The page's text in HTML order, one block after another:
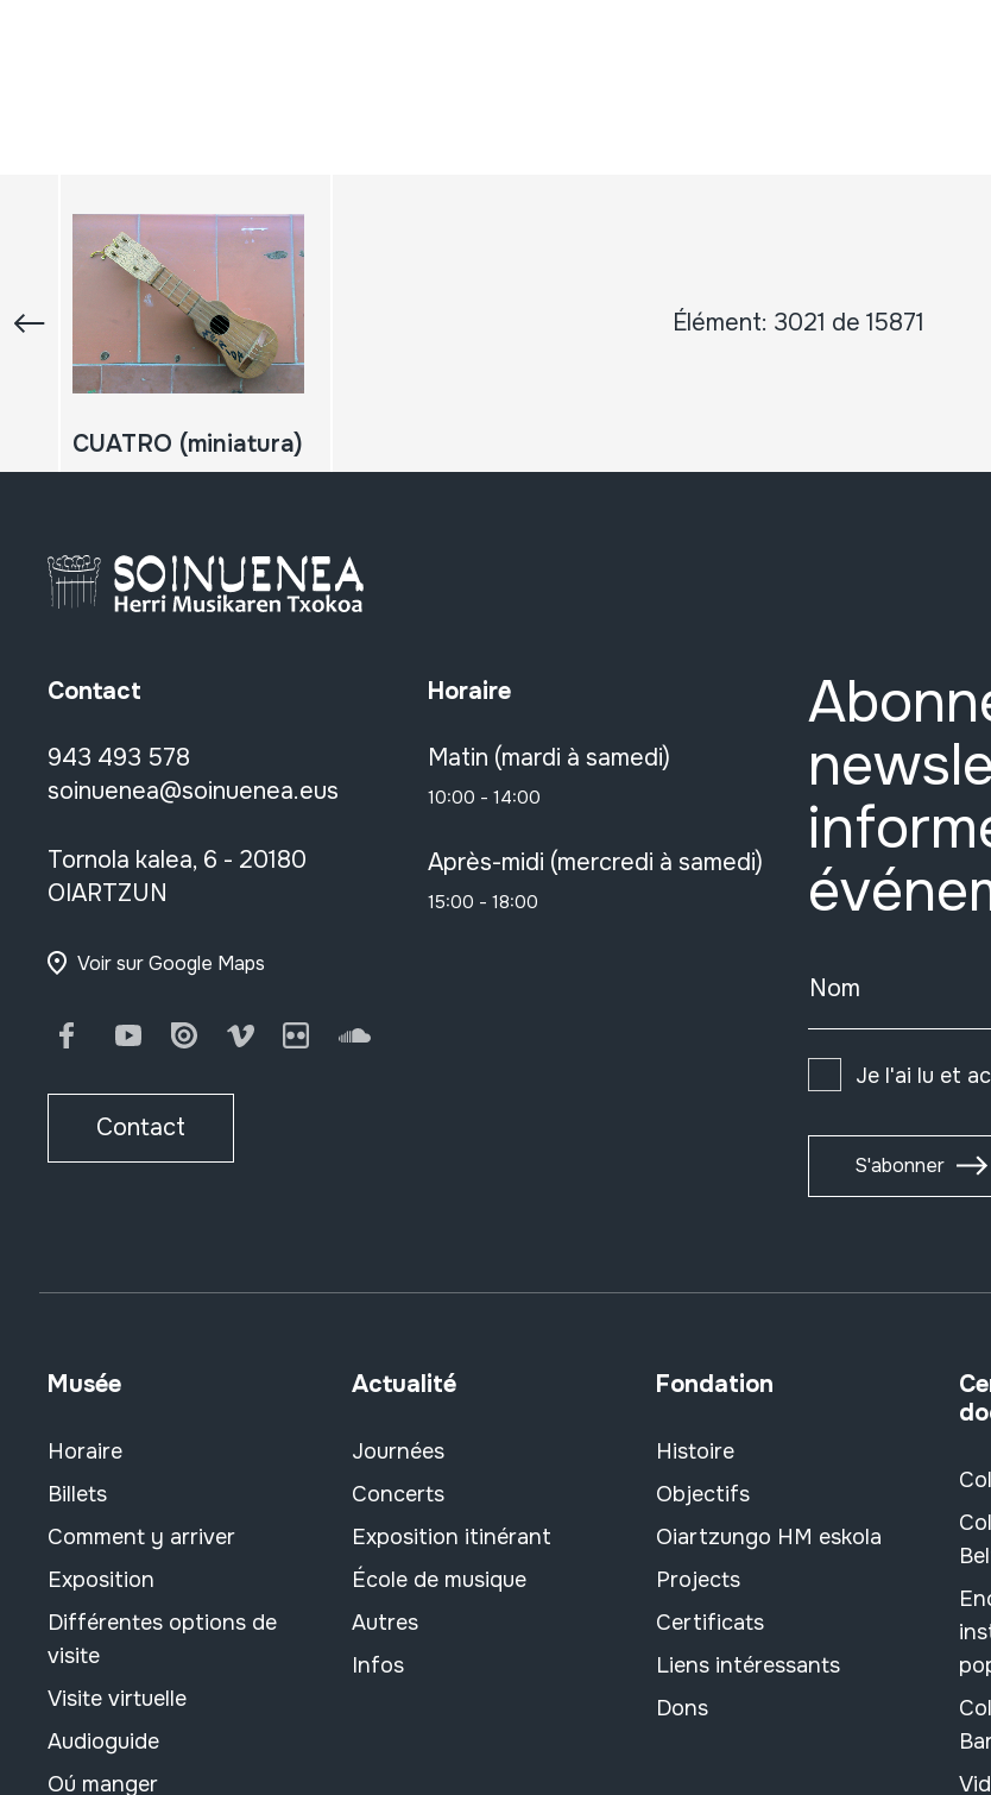
Élément: 3021 de 15871
CUATRO (miniatura)
Contact
943 493 578
soinuenea@soinuenea.eus
Tornola kalea, 6 - 20180
OIARTZUN
Voir sur Google Maps
FacebookYoutubeIssuu Vimeo FlickrSoundCloud
Contact
Horaire
Matin (mardi à samedi)
10:00 - 14:00
Après-midi (mercredi à samedi)
15:00 - 18:00
Nom
Je l'ai lu et
S'abonner
Musée
Horaire
Billets
Comment y arriver
Exposition
Différentes options de
visite
Visite virtuelle
Audioguide
Oú manger
Actualité
Journées
Concerts
Exposition itinérant
École de musique
Autres
Infos
Fondation
Histoire
Objectifs
Oiartzungo HM eskola
Projects
Certificats
Liens intéressants
Dons